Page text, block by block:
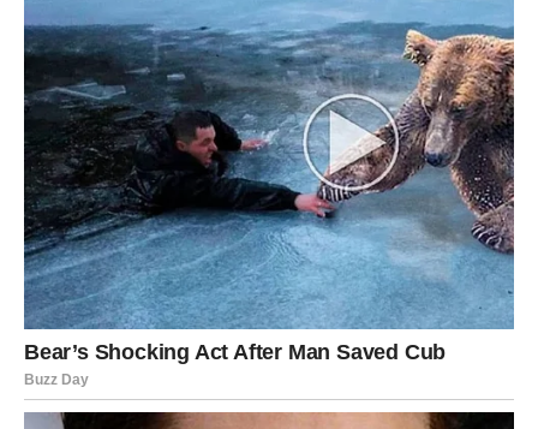
sreća doći kroz spontane situacije i ljude od kojih to
najmanje očekujete.
Jedan razgovor ili sasvim slučajan susret mogli bi vam
otvoriti vrata potpuno nove budućnosti.
Neki Lavovi će konačno riješiti problem koji ih dugo
opterećuje i osjetiti veliko finansijsko olakšanje.
Zvijezde vam poručuju da ne podcjenjujete svoje
sposobnosti jer upravo sada imate priliku ostvariti mnogo
više nego što mislite.